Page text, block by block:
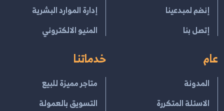
إنضم لمبدعينا
إتصل بنا
إدارة الموارد البشرية
المنيو الالكتروني
عام
المدونة
الاسئلة المتكررة
خدماتنا
متاجر مميزة للبيع
التسويق بالعمولة